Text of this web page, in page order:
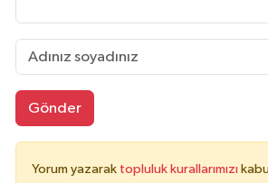
Gönder
Yorum yazarak topluluk kurallarımızı